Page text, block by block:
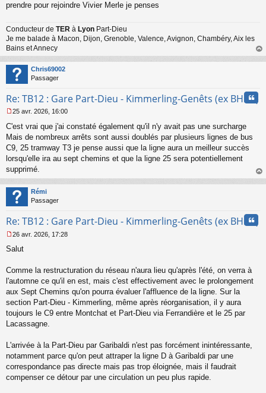
g
n
o
n
u
prendre pour rejoindre Vivier Merle je penses
Conducteur de TER à Lyon Part-Dieu
Je me balade à Macon, Dijon, Grenoble, Valence, Avignon, Chambéry, Aix les
Bains et Annecy
au
Chris69002
Passager
Re: TB12 : Gare Part-Dieu - Kimmerling-Genêts (ex BHNS)
e
s
s
g
e
n
o
n
l
25 avr. 2026, 16:00
C'est vrai que j'ai constaté également qu'il n'y avait pas une surcharge
Mais de nombreux arrêts sont aussi doublés par plusieurs lignes de bus
C9, 25 tramway T3 je pense aussi que la ligne aura un meilleur succès
lorsqu'elle ira au sept chemins et que la ligne 25 sera potentiellement
supprimé.
au
Rémi
Passager
Re: TB12 : Gare Part-Dieu - Kimmerling-Genêts (ex BHNS)
e
s
g
e
n
o
n
26 avr. 2026, 17:28
Salut
Comme la restructuration du réseau n'aura lieu qu'après l'été, on verra à
l'automne ce qu'il en est, mais c'est effectivement avec le prolongement
aux Sept Chemins qu'on pourra évaluer l'affluence de la ligne. Sur la
section Part-Dieu - Kimmerling, même après réorganisation, il y aura
toujours le C9 entre Montchat et Part-Dieu via Ferrandière et le 25 par
Lacassagne.
L'arrivée à la Part-Dieu par Garibaldi n'est pas forcément inintéressante,
notamment parce qu'on peut attraper la ligne D à Garibaldi par une
correspondance pas directe mais pas trop éloignée, mais il faudrait
compenser ce détour par une circulation un peu plus rapide.